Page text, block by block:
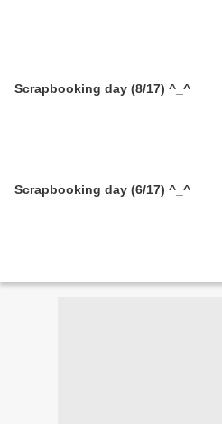
Scrapbooking day (8/17) ^_^
Scrapbooking day (6/17) ^_^